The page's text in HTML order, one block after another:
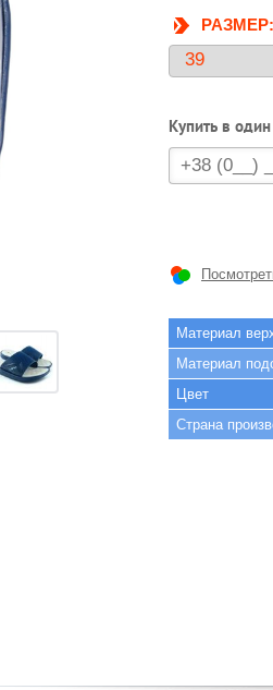
РАЗМЕР:
Купить в
Материал
Материал
Цвет
Страна